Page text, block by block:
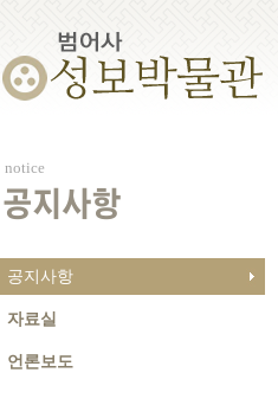
notice
공지사항
공지사항
자료실
언론보도